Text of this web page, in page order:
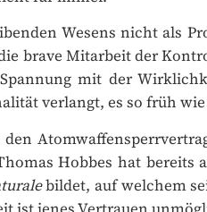
Wesens nicht als
brave Mitarbeit der
mit der
verlangt, es so früh wie
Atomwaffensperrvertrag
Hobbes hat bereits
bildet, auf welchem
jenes Vertrauen